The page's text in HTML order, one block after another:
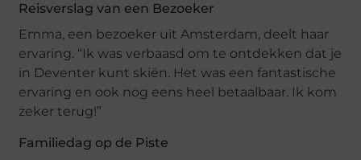
Reisverslag van een Bezoeker
Emma, een bezoeker uit Amsterdam, deelt haar
ervaring. “Ik was verbaasd om te ontdekken dat je
in Deventer kunt skiën. Het was een fantastische
ervaring en ook nog eens heel betaalbaar. Ik kom
zeker terug!”
Familiedag op de Piste